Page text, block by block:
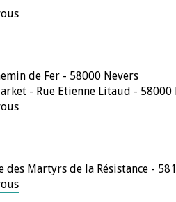
de Fer - 58000 Nevers
- Rue Etienne Litaud - 58000
des Martyrs de la Résistance -